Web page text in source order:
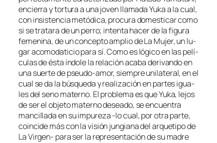
en­cie­rra y tor­tu­ra a una jo­ven lla­ma­da Yuka a la cual,
con in­sis­ten­cia me­tó­di­ca, pro­cu­ra do­mes­ti­car co­mo
si se tra­ta­ra de un pe­rro; in­ten­ta ha­cer de la fi­gu­ra
fe­me­ni­na, de un con­cep­to am­plio de La Mujer, un lu­
gar aco­mo­da­ti­cio pa­ra sí. Como es ló­gi­co en las pe­lí­
cu­las de és­ta ín­do­le la re­la­ción aca­ba de­ri­van­do en
una suer­te de pseudo-amor, siem­pre uni­la­te­ral, en el
cual se da la bús­que­da y rea­li­za­ción en par­tes igua­
les del seno ma­terno. El pro­ble­ma es que Yuka, le­jos
de ser el ob­je­to ma­terno de­sea­do, se en­cuen­tra
man­ci­lla­da en su im­pu­re­za ‑lo cual, por otra par­te,
coin­ci­de más con la vi­sión jun­gia­na del ar­que­ti­po de
La Virgen- pa­ra ser la re­pre­sen­ta­ción de su ma­dre